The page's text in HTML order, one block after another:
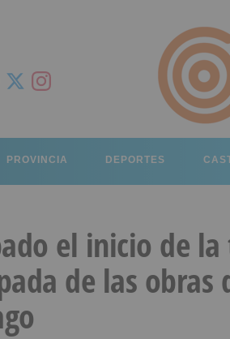
PROVINCIA DEPORTES
el inicio de
de las obras